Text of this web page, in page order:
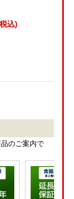
込)
のご案内で